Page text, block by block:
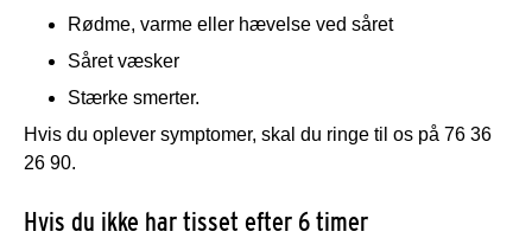
Rødme, varme eller hævelse ved såret
Såret væsker
Stærke smerter.
Hvis du oplever symptomer, skal du ringe til os på 76 36
26 90.
Hvis du ikke har tisset efter 6 timer